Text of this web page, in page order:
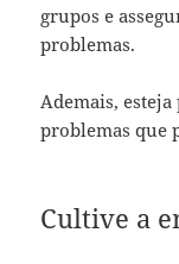
grupos e
problemas.
Ademais,
problemas que
Cultive a